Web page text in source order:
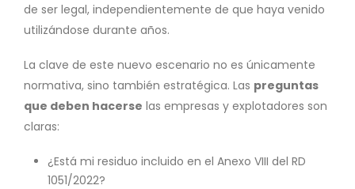
de ser legal, independientemente de que haya venido
utilizándose durante años.
La clave de este nuevo escenario no es únicamente
normativa, sino también estratégica. Las preguntas
que deben hacerse las empresas y explotadores son
claras:
¿Está mi residuo incluido en el Anexo VIII del RD
1051/2022?